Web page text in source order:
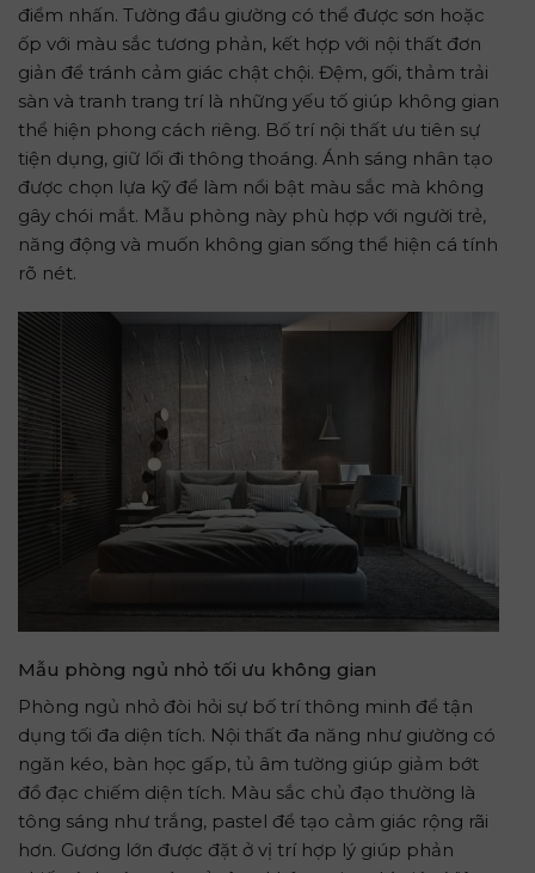
điểm nhấn. Tường đầu giường có thể được sơn hoặc
ốp với màu sắc tương phản, kết hợp với nội thất đơn
giản để tránh cảm giác chật chội. Đệm, gối, thảm trải
sàn và tranh trang trí là những yếu tố giúp không gian
thể hiện phong cách riêng. Bố trí nội thất ưu tiên sự
tiện dụng, giữ lối đi thông thoáng. Ánh sáng nhân tạo
được chọn lựa kỹ để làm nổi bật màu sắc mà không
gây chói mắt. Mẫu phòng này phù hợp với người trẻ,
năng động và muốn không gian sống thể hiện cá tính
rõ nét.
Mẫu phòng ngủ nhỏ tối ưu không gian
Phòng ngủ nhỏ đòi hỏi sự bố trí thông minh để tận
dụng tối đa diện tích. Nội thất đa năng như giường có
ngăn kéo, bàn học gấp, tủ âm tường giúp giảm bớt
đồ đạc chiếm diện tích. Màu sắc chủ đạo thường là
tông sáng như trắng, pastel để tạo cảm giác rộng rãi
hơn. Gương lớn được đặt ở vị trí hợp lý giúp phản